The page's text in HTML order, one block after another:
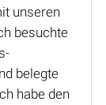
unseren
besuchte
belegte
habe den